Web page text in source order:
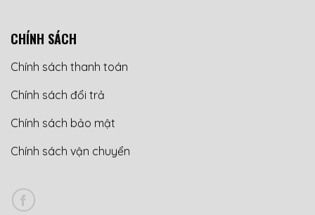
CHÍNH SÁCH
Chính sách thanh toán
Chính sách đổi trả
Chính sách bảo mật
Chính sách vận chuyển